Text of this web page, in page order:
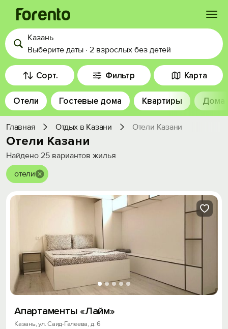
Войти
Избранное
История просмотра
Добавить свой объект
Казань
Выберите даты · 2 взрослых без детей
Сорт. Фильтр Карта
Отели Гостевые дома Квартиры Дома
Главная Отдых в Казани Отели Казани
Отели Казани
Найдено 25 вариантов жилья
отели
Апартаменты «Лайм»
Казань, ул. Саид-Галеева, д. 6